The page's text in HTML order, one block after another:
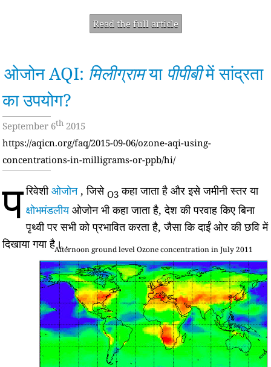
Read the full article
ओजोन AQI: मिलीग्रामया पीपीबीमें सांद्रता
का उपयोग?
September 6th 2015
https://aqicn.org/faq/2015-09-06/ozone-aqi-using-
concentrations-in-milligrams-or-ppb/hi/
परिवेशीओजोन, जिसे O3 कहा जाता है और इसे जमीनी स्तर या
क्षोभमंडलीयओजोन भी कहा जाता है, देश की परवाह किए बिना
पृथ्वी पर सभी को प्रभावित करता है, जैसा कि दाईं ओर की छवि में
दिखाया गया है। .Afternoon ground level Ozone concentration in July 2011